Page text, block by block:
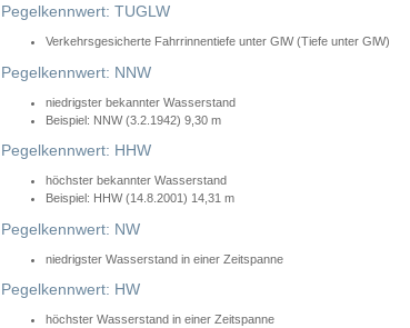
Pegelkennwert: TUGLW
Verkehrsgesicherte Fahrrinnentiefe unter GlW (Tiefe unter GlW)
Pegelkennwert: NNW
niedrigster bekannter Wasserstand
Beispiel: NNW (3.2.1942) 9,30 m
Pegelkennwert: HHW
höchster bekannter Wasserstand
Beispiel: HHW (14.8.2001) 14,31 m
Pegelkennwert: NW
niedrigster Wasserstand in einer Zeitspanne
Pegelkennwert: HW
höchster Wasserstand in einer Zeitspanne